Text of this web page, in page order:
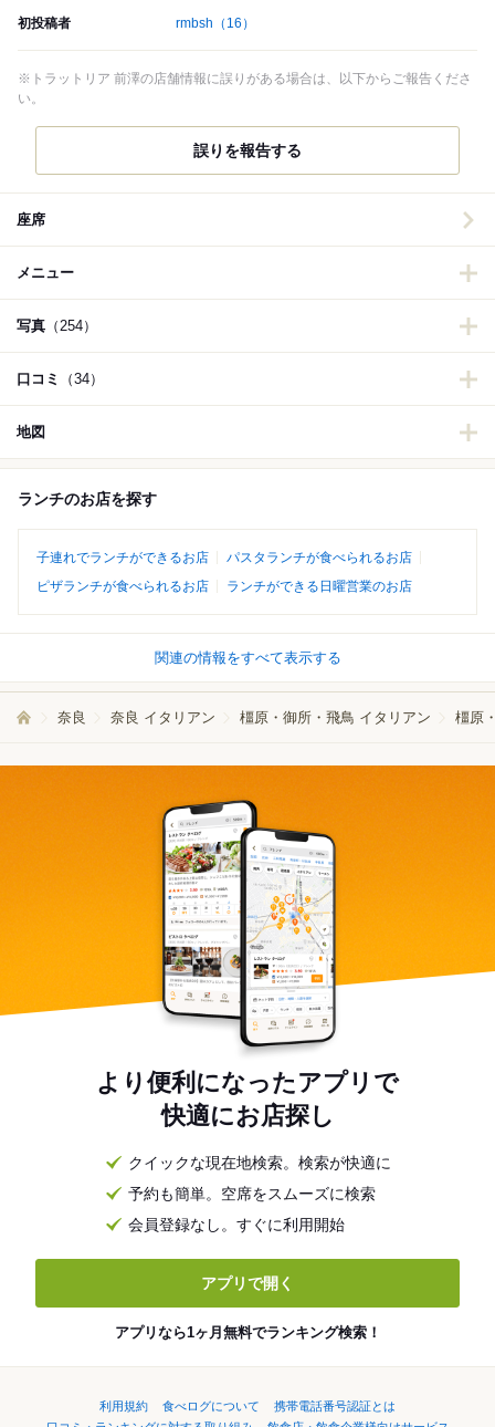
初投稿者 rmbsh （16）
※トラットリア 前澤の店舗情報に誤りがある場合は、以下からご報告くださ
い。
誤りを報告する
座席
メニュー
写真 （254）
口コミ （34）
地図
ランチのお店を探す
子連れでランチができるお店
パスタランチが食べられるお店
ピザランチが食べられるお店
ランチができる日曜営業のお店
関連の情報をすべて表示する
奈良 奈良 イタリアン 橿原・御所・飛鳥 イタリアン 橿原
より便利になったアプリで
快適にお店探し
クイックな現在地検索。検索が快適に
予約も簡単。空席をスムーズに検索
会員登録なし。すぐに利用開始
アプリで開く
アプリなら1ヶ月無料でランキング検索！
利用規約 食べログについて
携帯電話番号認証とは